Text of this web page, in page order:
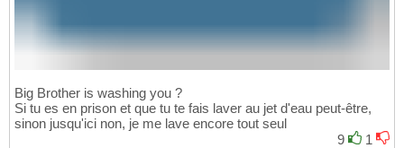
Big Brother is washing you ?
Si tu es en prison et que tu te fais laver au jet d'eau peut-être,
sinon jusqu'ici non, je me lave encore tout seul
9
1